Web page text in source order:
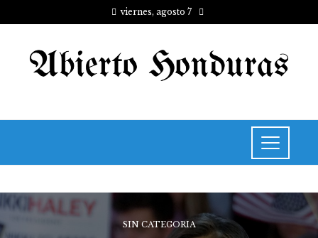
viernes, agosto 7
SIN CATEGORIA